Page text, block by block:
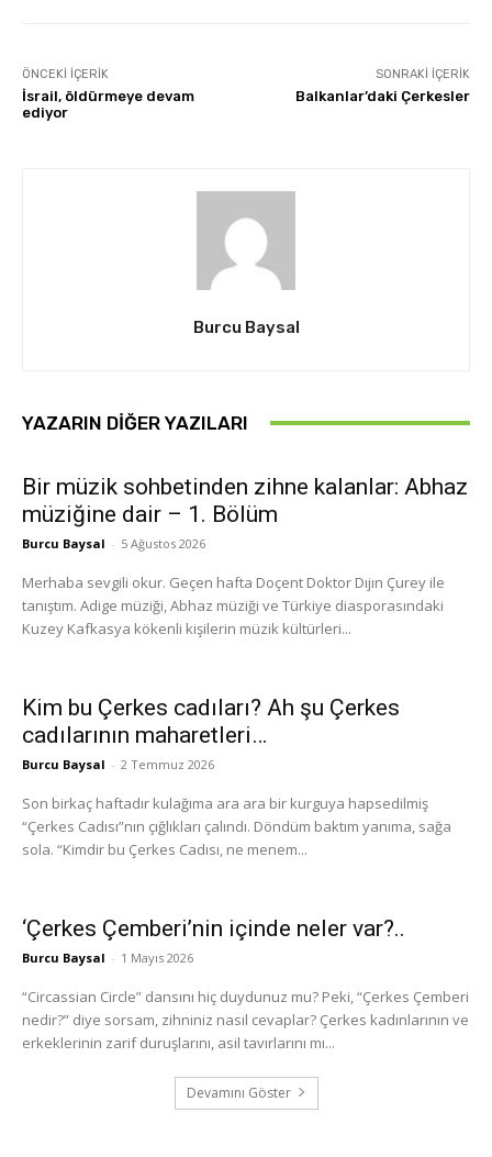
ÖNCEKI İÇERIK
İsrail, öldürmeye devam
ediyor
SONRAKI İÇERIK
Balkanlar’daki Çerkesler
Burcu Baysal
YAZARIN DIĞER YAZILARI
Bir müzik sohbetinden zihne kalanlar: Abhaz
müziğine dair – 1. Bölüm
Burcu Baysal - 5 Ağustos 2026
Merhaba sevgili okur. Geçen hafta Doçent Doktor Dıjın Çurey ile
tanıştım. Adige müziği, Abhaz müziği ve Türkiye diasporasındaki
Kuzey Kafkasya kökenli kişilerin müzik kültürleri...
Kim bu Çerkes cadıları? Ah şu Çerkes
cadılarının maharetleri…
Burcu Baysal - 2 Temmuz 2026
Son birkaç haftadır kulağıma ara ara bir kurguya hapsedilmiş
“Çerkes Cadısı”nın çığlıkları çalındı. Döndüm baktım yanıma, sağa
sola. “Kimdir bu Çerkes Cadısı, ne menem...
‘Çerkes Çemberi’nin içinde neler var?..
Burcu Baysal - 1 Mayıs 2026
“Circassian Circle” dansını hiç duydunuz mu? Peki, “Çerkes Çemberi
nedir?” diye sorsam, zihniniz nasıl cevaplar? Çerkes kadınlarının ve
erkeklerinin zarif duruşlarını, asil tavırlarını mı...
Devamını Göster